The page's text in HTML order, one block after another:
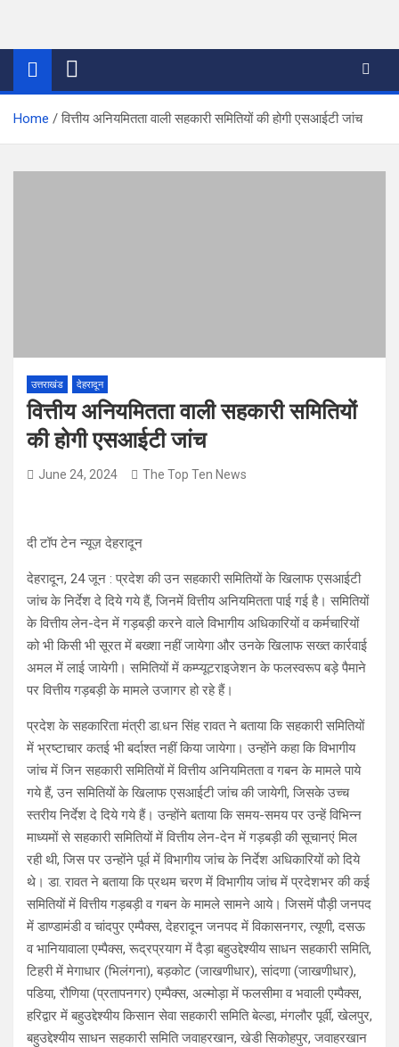
contentthetoptennews.com
Home वित्तीय अनियमितता वाली सहकारी समितियों की होगी एसआईटी जांच
उत्तराखंड देहरादून
वित्तीय अनियमितता वाली सहकारी समितियों
की होगी एसआईटी जांच
June 24, 2024 The Top Ten News
दी टॉप टेन न्यूज़ देहरादून
देहरादून, 24 जून : प्रदेश की उन सहकारी समितियों के खिलाफ एसआईटी
जांच के निर्देश दे दिये गये हैं, जिनमें वित्तीय अनियमितता पाई गई है। समितियों
के वित्तीय लेन-देन में गड़बड़ी करने वाले विभागीय अधिकारियों व कर्मचारियों
को भी किसी भी सूरत में बख्शा नहीं जायेगा और उनके खिलाफ सख्त कार्रवाई
अमल में लाई जायेगी। समितियों में कम्प्यूटराइजेशन के फलस्वरूप बड़े पैमाने
पर वित्तीय गड़बड़ी के मामले उजागर हो रहे हैं।
प्रदेश के सहकारिता मंत्री डा.धन सिंह रावत ने बताया कि सहकारी समितियों
में भ्रष्टाचार कतई भी बर्दाश्त नहीं किया जायेगा। उन्होंने कहा कि विभागीय
जांच में जिन सहकारी समितियों में वित्तीय अनियमितता व गबन के मामले पाये
गये हैं, उन समितियों के खिलाफ एसआईटी जांच की जायेगी, जिसके उच्च
स्तरीय निर्देश दे दिये गये हैं। उन्होंने बताया कि समय-समय पर उन्हें विभिन्न
माध्यमों से सहकारी समितियों में वित्तीय लेन-देन में गड़बड़ी की सूचानएं मिल
रही थी, जिस पर उन्होंने पूर्व में विभागीय जांच के निर्देश अधिकारियों को दिये
थे। डा. रावत ने बताया कि प्रथम चरण में विभागीय जांच में प्रदेशभर की कई
समितियों में वित्तीय गड़बड़ी व गबन के मामले सामने आये। जिसमें पौड़ी जनपद
में डाण्डामंडी व चांदपुर एम्पैक्स, देहरादून जनपद में विकासनगर, त्यूणी, दसऊ
व भानियावाला एम्पैक्स, रूद्रप्रयाग में दैड़ा बहुउद्देश्यीय साधन सहकारी समिति,
टिहरी में मेगाधार (भिलंगना), बड़कोट (जाखणीधार), सांदणा (जाखणीधार),
पडिया, रौणिया (प्रतापनगर) एम्पैक्स, अल्मोड़ा में फलसीमा व भवाली एम्पैक्स,
हरिद्वार में बहुउद्देश्यीय किसान सेवा सहकारी समिति बेल्डा, मंगलौर पूर्वी, खेलपुर,
बहुउद्देश्यीय साधन सहकारी समिति जवाहरखान, खेडी सिकोहपुर, जवाहरखान